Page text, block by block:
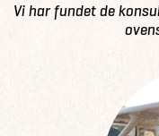
Vi har fundet de